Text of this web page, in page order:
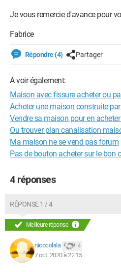
Je vous remercie d'avance pour
Fabrice
Répondre (4) Partager
A voir également:
Maison avec fissure acheter ou
Acheter une maison construite
Vendre sa maison pour en
Ou trouver plan canalisation
Ma maison ne se vend pas forum
Pas de bouton acheter sur le bon
4 réponses
RÉPONSE 1 / 4
Meilleure réponse
nicocolala 4
7 oct. 2020 à 22:15